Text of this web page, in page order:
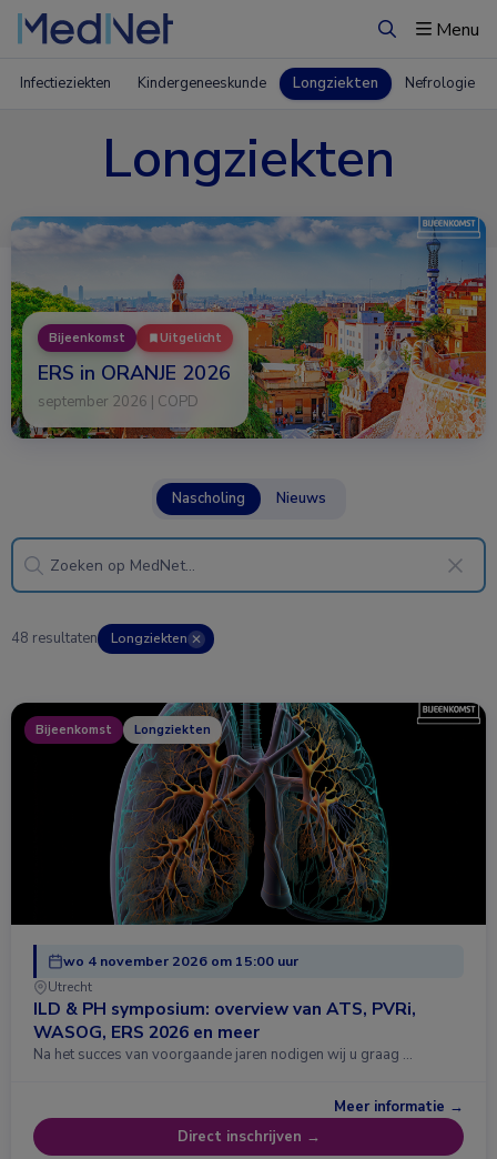
ZoekenMenu
Infectieziekten Kindergeneeskunde Longziekten Nefrologie
Longziekten
Bijeenkomst Uitgelicht
ERS in ORANJE 2026
september 2026 | COPD
Nascholing Nieuws
48 resultaten Longziekten ✕
Bijeenkomst Longziekten
wo 4 november 2026 om 15:00 uur
Utrecht
ILD & PH symposium: overview van ATS, PVRi,
WASOG, ERS 2026 en meer
Na het succes van voorgaande jaren nodigen wij u graag …
Meer informatie →
Direct inschrijven →